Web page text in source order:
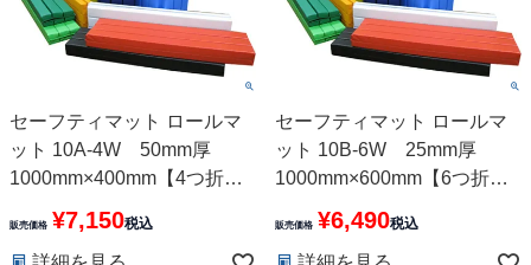
セーフティマット ロールマ
ット 10A-4W 50mm厚
1000mm×400mm【4つ折
販売価格 ¥7,150税込
セーフティマット ロールマ
ット 10B-6W 25mm厚
1000mm×600mm【6つ折
販売価格 ¥6,490税込